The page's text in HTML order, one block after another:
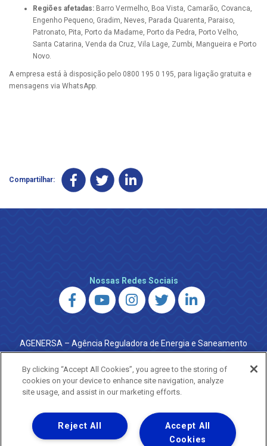
Regiões afetadas: Barro Vermelho, Boa Vista, Camarão, Covanca,
Engenho Pequeno, Gradim, Neves, Parada Quarenta, Paraiso,
Patronato, Pita, Porto da Madame, Porto da Pedra, Porto Velho,
Santa Catarina, Venda da Cruz, Vila Lage, Zumbi, Mangueira e Porto
Novo.
A empresa está à disposição pelo 0800 195 0 195, para ligação gratuita e
mensagens via WhatsApp.
Compartilhar:
Nossas Redes Sociais
AGENERSA – Agência Reguladora de Energia e Saneamento
do Estado do Rio de Janeiro
0800 024 9040 · (21) 2332-6457 (WhatsApp) ·
ouvidoria@agenersa.rj.gov.br/ouvidoria.agenersa@gmail.com
·http://www.agenersa.rj.gov.br
Uma empresa
By clicking “Accept All Cookies”, you agree to the storing of
cookies on your device to enhance site navigation, analyze
site usage, and assist in our marketing efforts.
Accept All
Cookies
Reject All